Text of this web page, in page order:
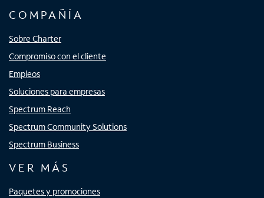
COMPAÑÍA
Sobre Charter
Compromiso con el cliente
Empleos
Soluciones para empresas
Spectrum Reach
Spectrum Community Solutions
Spectrum Business
VER MÁS
Paquetes y promociones